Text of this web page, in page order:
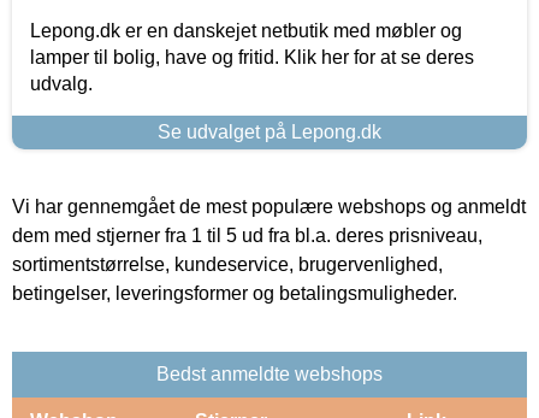
Lepong.dk er en danskejet netbutik med møbler og
lamper til bolig, have og fritid. Klik her for at se deres
udvalg.
Se udvalget på Lepong.dk
Vi har gennemgået de mest populære webshops og anmeldt
dem med stjerner fra 1 til 5 ud fra bl.a. deres prisniveau,
sortimentstørrelse, kundeservice, brugervenlighed,
betingelser, leveringsformer og betalingsmuligheder.
Bedst anmeldte webshops